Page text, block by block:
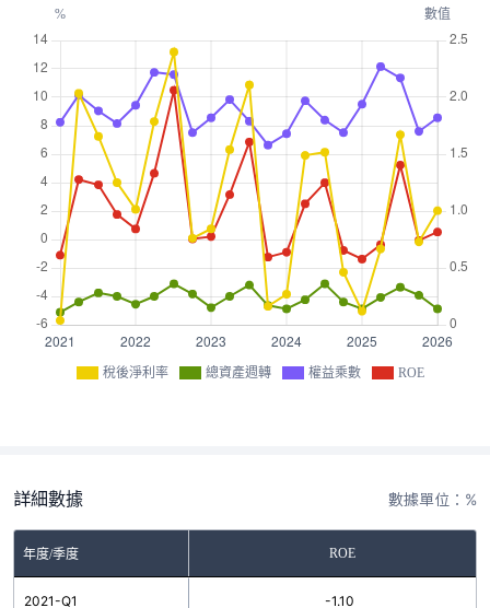
稅後淨利率 總資產週轉 權益乘數 ROE
詳細數據 數據單位：%
年度/季度 ROE
2021-Q1 -1.10